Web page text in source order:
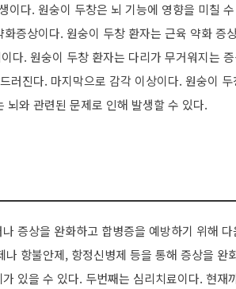
이다. 원숭이 두창은 뇌 기능에 영향을 미칠 수
증상이다. 원숭이 두창 환자는 근육 약화 증
다. 원숭이 두창 환자는 다리가 무거워지는
러진다. 마지막으로 감각 이상이다. 원숭이 두
와 관련된 문제로 인해 발생할 수 있다.
증상을 완화하고 합병증을 예방하기 위해 다
항불안제, 항정신병제 등을 통해 증상을 완
있을 수 있다. 두번째는 심리치료이다. 현재